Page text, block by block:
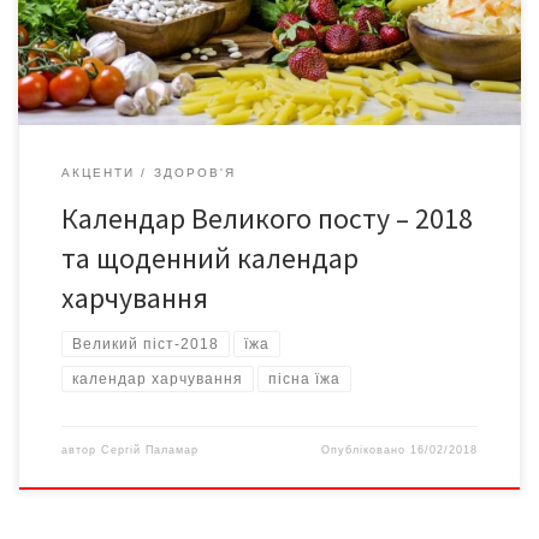
нашому матеріалі. Якщо ви вирішили поститися […]
АКЦЕНТИ ЗДОРОВ'Я
Календар Великого посту – 2018
та щоденний календар
харчування
Великий піст-2018 їжа
календар харчування пісна їжа
автор Сергій Паламар Опубліковано 16/02/2018